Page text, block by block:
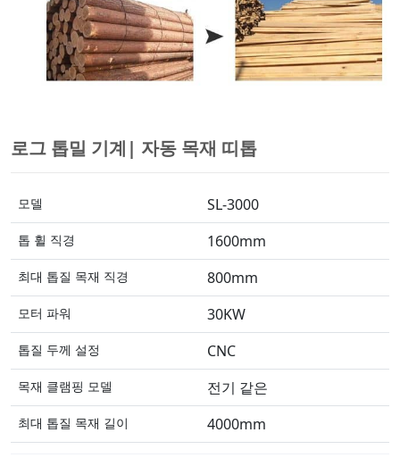
로그 톱밀 기계| 자동 목재 띠톱
모델 SL-3000
톱 휠 직경 1600mm
최대 톱질 목재 직경 800mm
모터 파워 30KW
톱질 두께 설정 CNC
목재 클램핑 모델 전기 같은
최대 톱질 목재 길이 4000mm